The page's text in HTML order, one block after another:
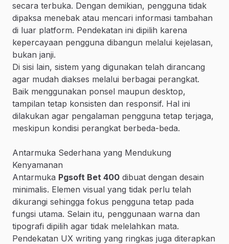
secara terbuka. Dengan demikian, pengguna tidak
dipaksa menebak atau mencari informasi tambahan
di luar platform. Pendekatan ini dipilih karena
kepercayaan pengguna dibangun melalui kejelasan,
bukan janji.
Di sisi lain, sistem yang digunakan telah dirancang
agar mudah diakses melalui berbagai perangkat.
Baik menggunakan ponsel maupun desktop,
tampilan tetap konsisten dan responsif. Hal ini
dilakukan agar pengalaman pengguna tetap terjaga,
meskipun kondisi perangkat berbeda-beda.
Antarmuka Sederhana yang Mendukung
Kenyamanan
Antarmuka Pgsoft Bet 400 dibuat dengan desain
minimalis. Elemen visual yang tidak perlu telah
dikurangi sehingga fokus pengguna tetap pada
fungsi utama. Selain itu, penggunaan warna dan
tipografi dipilih agar tidak melelahkan mata.
Pendekatan UX writing yang ringkas juga diterapkan